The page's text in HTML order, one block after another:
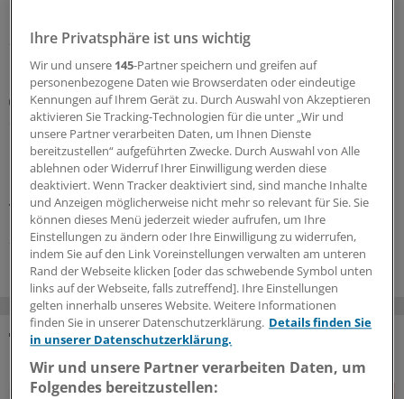
24.07.2026
Erhöhte Infektanfälligkeit
Sekundäre Immundefekte: Wie Sie
Risikopatienten erkennen und adäquat managen
Im Gegensatz zu den seltenen primären Immundefekten
kommen sekundäre Immundefekte deutlich häufiger
vor. Welche Patienten sind besonders gefährdet?
23.07.2026
DAS KÖNNTE SIE AUCH INTERESSIEREN
Ihre Privatsphäre ist uns wichtig
Wir und unsere 145-Partner speichern und greifen auf
personenbezogene Daten wie Browserdaten oder eindeutige
Kennungen auf Ihrem Gerät zu. Durch Auswahl von Akzeptieren
aktivieren Sie Tracking-Technologien für die unter „Wir und
unsere Partner verarbeiten Daten, um Ihnen Dienste
bereitzustellen“ aufgeführten Zwecke. Durch Auswahl von Alle
ablehnen oder Widerruf Ihrer Einwilligung werden diese
deaktiviert. Wenn Tracker deaktiviert sind, sind manche Inhalte
und Anzeigen möglicherweise nicht mehr so relevant für Sie. Sie
können dieses Menü jederzeit wieder aufrufen, um Ihre
Einstellungen zu ändern oder Ihre Einwilligung zu widerrufen,
indem Sie auf den Link Voreinstellungen verwalten am unteren
Rand der Webseite klicken [oder das schwebende Symbol unten
links auf der Webseite, falls zutreffend]. Ihre Einstellungen
gelten innerhalb unseres Website. Weitere Informationen
finden Sie in unserer Datenschutzerklärung. Details finden Sie
in unserer Datenschutzerklärung.
Wir und unsere Partner verarbeiten Daten, um
Folgendes bereitzustellen: